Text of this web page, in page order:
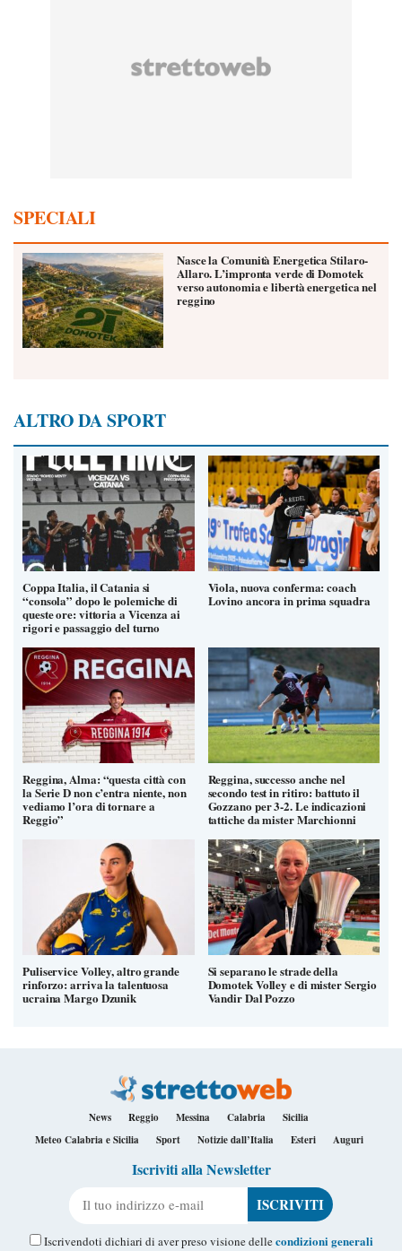
SPECIALI
Nasce la Comunità Energetica Stilaro-
Allaro. L’impronta verde di Domotek
verso autonomia e libertà energetica nel
reggino
ALTRO DA SPORT
Coppa Italia, il Catania si
“consola” dopo le polemiche di
queste ore: vittoria a Vicenza ai
rigori e passaggio del turno
Viola, nuova conferma: coach
Lovino ancora in prima squadra
Reggina, Alma: “questa città con
la Serie D non c’entra niente, non
vediamo l’ora di tornare a
Reggio”
Reggina, successo anche nel
secondo test in ritiro: battuto il
Gozzano per 3-2. Le indicazioni
tattiche da mister Marchionni
Puliservice Volley, altro grande
rinforzo: arriva la talentuosa
ucraina Margo Dzunik
Si separano le strade della
Domotek Volley e di mister Sergio
Vandir Dal Pozzo
News Reggio Messina Calabria
Sicilia
Meteo Calabria e Sicilia
Sport Notizie dall’Italia Esteri Auguri
Iscriviti alla Newsletter
Iscrivendoti dichiari di aver preso visione dellecondizioni generali